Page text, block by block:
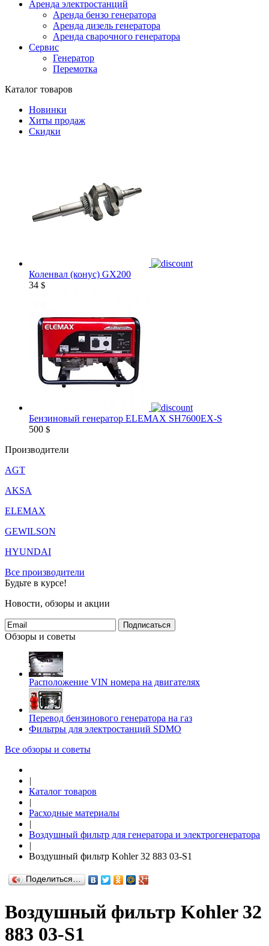
Аренда электростанций
Аренда бензо генератора
Аренда дизель генератора
Аренда сварочного генератора
Сервис
Генератор
Перемотка
Каталог товаров
Новинки
Хиты продаж
Скидки
Коленвал (конус) GX200
34 $
Бензиновый генератор ELEMAX SH7600EX-S
500 $
Производители
AGT
AKSA
ELEMAX
GEWILSON
HYUNDAI
Все производители
Будьте в курсе!
Новости, обзоры и акции
Подписаться
Обзоры и советы
Расположение VIN номера на двигателях
Перевод бензинового генератора на газ
Фильтры для электростанций SDMO
Все обзоры и советы
|
Каталог товаров
|
Расходные материалы
|
Воздушный фильтр для генератора и электрогенератора
|
Воздушный фильтр Kohler 32 883 03-S1
Поделиться…
Воздушный фильтр Kohler 32
883 03-S1